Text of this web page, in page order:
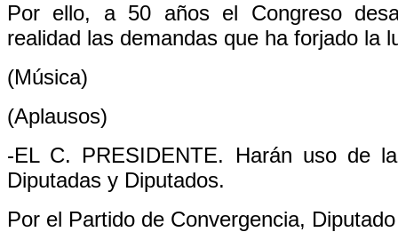
Por ello, a 50 años el Congreso
realidad las demandas que ha forjado la
(Música)
(Aplausos)
-EL C. PRESIDENTE. Harán uso de
Diputadas y Diputados.
Por el Partido de Convergencia,